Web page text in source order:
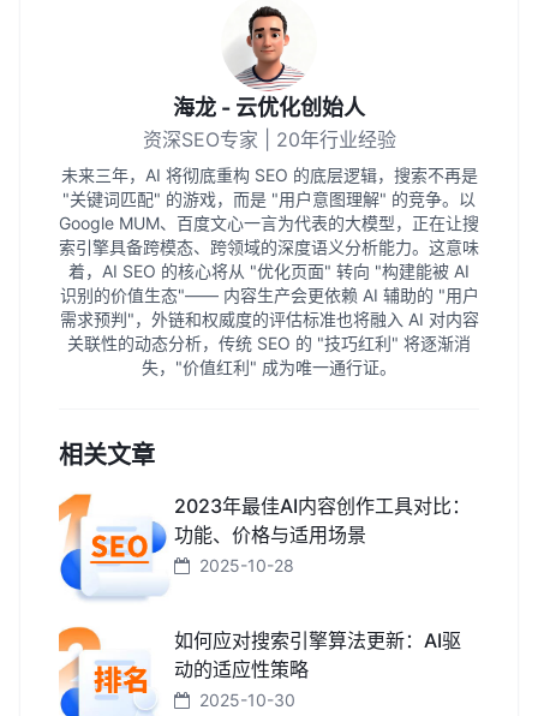
海龙 - 云优化创始人
资深SEO专家 | 20年行业经验
未来三年，AI 将彻底重构 SEO 的底层逻辑，搜索不再是
"关键词匹配" 的游戏，而是 "用户意图理解" 的竞争。以
Google MUM、百度文心一言为代表的大模型，正在让搜
索引擎具备跨模态、跨领域的深度语义分析能力。这意味
着，AI SEO 的核心将从 "优化页面" 转向 "构建能被 AI
识别的价值生态"—— 内容生产会更依赖 AI 辅助的 "用户
需求预判"，外链和权威度的评估标准也将融入 AI 对内容
关联性的动态分析，传统 SEO 的 "技巧红利" 将逐渐消
失，"价值红利" 成为唯一通行证。
相关文章
2023年最佳AI内容创作工具对比：
功能、价格与适用场景
2025-10-28
如何应对搜索引擎算法更新：AI驱
动的适应性策略
2025-10-30